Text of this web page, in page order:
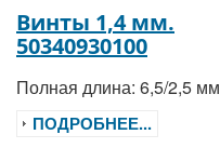
Винты 1,4 мм.
50340930100
Полная длина: 6,5/2,5 мм
ПОДРОБНЕЕ...